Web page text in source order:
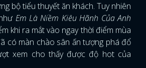
bộ tiểu thuyết ăn khách. Tuy nhiên
Em Là Niềm Kiêu Hãnh Của Anh
khi ra mắt vào ngay thời điểm mùa
có màn chào sân ấn tượng phá đổ
xem cho thấy được độ hot của